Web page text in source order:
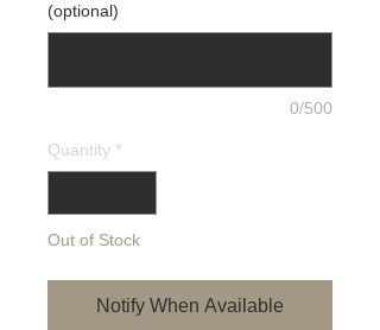
(optional)
0/500
Quantity *
Out of Stock
Notify When Available